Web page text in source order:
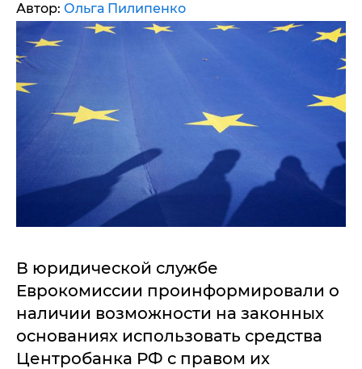
Автор: Ольга Пилипенко
В юридической службе
Еврокомиссии проинформировали о
наличии возможности на законных
основаниях использовать средства
Центробанка РФ с правом их